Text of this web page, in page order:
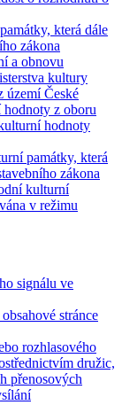
která dále
zákona
a obnovu
kultury
území České
z oboru
hodnoty
památky, která
zákona
kulturní
v režimu
signálu ve
stránce
rozhlasového
družic,
přenosových